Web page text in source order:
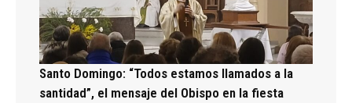
Santo Domingo: “Todos estamos llamados a la
santidad”, el mensaje del Obispo en la fiesta